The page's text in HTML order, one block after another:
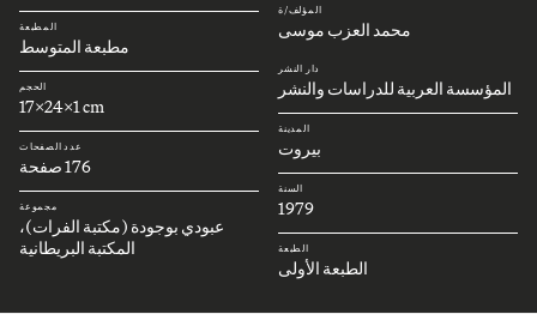
المؤلف/ة
محمد العزب موسى
دار النشر
المؤسسة العربية للدراسات والنشر
المدينة
بيروت
السنة
1979
الطبعة
الطبعة الأولى
المطبعة
مطبعة المتوسط
الحجم
17x24x1 cm
عدد الصفحات
176 صفحة
مجموعة
عبودي بوجودة (مكتبة الفرات)،
المكتبة البريطانية